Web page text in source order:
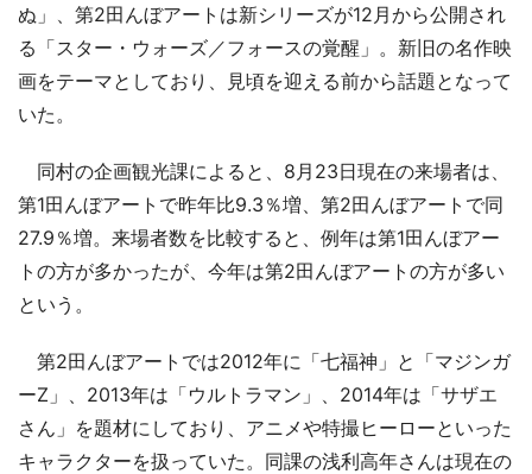
ぬ」、第2田んぼアートは新シリーズが12月から公開され
る「スター・ウォーズ／フォースの覚醒」。新旧の名作映
画をテーマとしており、見頃を迎える前から話題となって
いた。
同村の企画観光課によると、8月23日現在の来場者は、
第1田んぼアートで昨年比9.3％増、第2田んぼアートで同
27.9％増。来場者数を比較すると、例年は第1田んぼアー
トの方が多かったが、今年は第2田んぼアートの方が多い
という。
第2田んぼアートでは2012年に「七福神」と「マジンガ
ーZ」、2013年は「ウルトラマン」、2014年は「サザエ
さん」を題材にしており、アニメや特撮ヒーローといった
キャラクターを扱っていた。同課の浅利高年さんは現在の